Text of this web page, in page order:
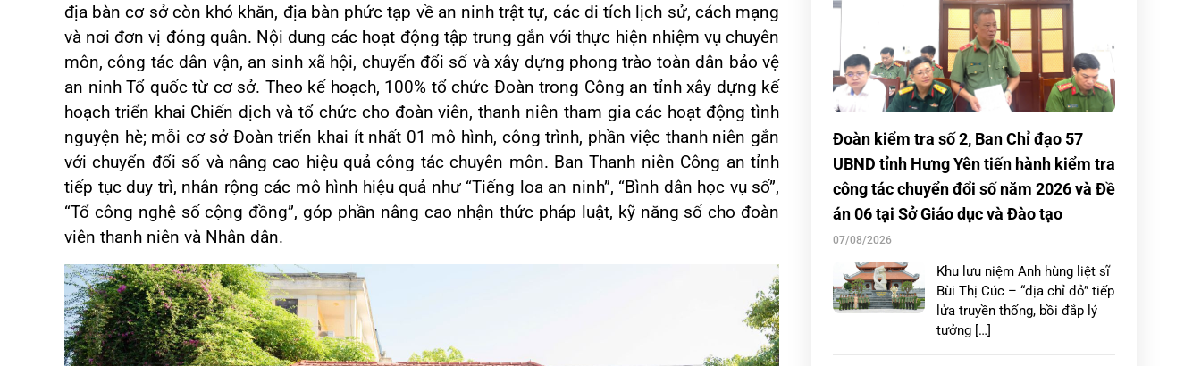
địa bàn cơ sở còn khó khăn, địa bàn phức tạp về an ninh trật tự, các di tích lịch sử, cách mạng
và nơi đơn vị đóng quân. Nội dung các hoạt động tập trung gắn với thực hiện nhiệm vụ chuyên
môn, công tác dân vận, an sinh xã hội, chuyển đổi số và xây dựng phong trào toàn dân bảo vệ
an ninh Tổ quốc từ cơ sở. Theo kế hoạch, 100% tổ chức Đoàn trong Công an tỉnh xây dựng kế
hoạch triển khai Chiến dịch và tổ chức cho đoàn viên, thanh niên tham gia các hoạt động tình
nguyện hè; mỗi cơ sở Đoàn triển khai ít nhất 01 mô hình, công trình, phần việc thanh niên gắn
với chuyển đổi số và nâng cao hiệu quả công tác chuyên môn. Ban Thanh niên Công an tỉnh
tiếp tục duy trì, nhân rộng các mô hình hiệu quả như “Tiếng loa an ninh”, “Bình dân học vụ số”,
“Tổ công nghệ số cộng đồng”, góp phần nâng cao nhận thức pháp luật, kỹ năng số cho đoàn
viên thanh niên và Nhân dân.
Đoàn kiểm tra số 2, Ban Chỉ đạo 57
UBND tỉnh Hưng Yên tiến hành kiểm tra
công tác chuyển đổi số năm 2026 và Đề
án 06 tại Sở Giáo dục và Đào tạo
07/08/2026
Khu lưu niệm Anh hùng liệt sĩ
Bùi Thị Cúc – “địa chỉ đỏ” tiếp
lửa truyền thống, bồi đắp lý
tưởng […]